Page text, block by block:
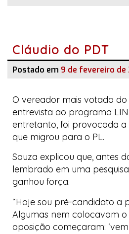
Cláudio do PDT
Postado em 9 de fevereiro de
O vereador mais votado
entrevista ao programa
entretanto, foi provocada
que migrou para o PL.
Souza explicou que, antes
lembrado em uma
ganhou força.
“Hoje sou pré-candidato a
Algumas nem colocavam
oposição começaram: